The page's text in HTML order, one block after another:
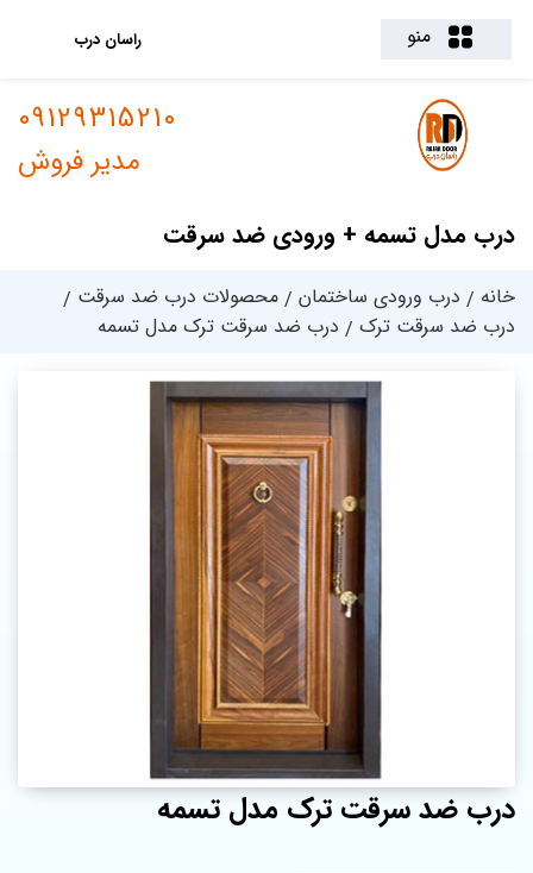
منو راسان درب
درب مدل تسمه + ورودی ضد سرقت
09129315210
مدیر فروش
خانه درب ورودی ساختمان
محصولات درب ضد سرقت
درب ضد سرقت ترک
درب ضد سرقت ترک مدل تسمه
درب ضد سرقت ترک مدل تسمه